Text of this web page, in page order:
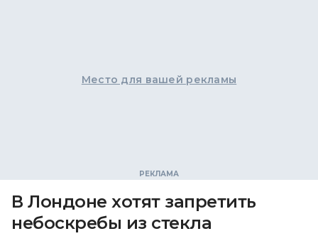
Место для вашей рекламы
В Лондоне хотят запретить
небоскребы из стекла